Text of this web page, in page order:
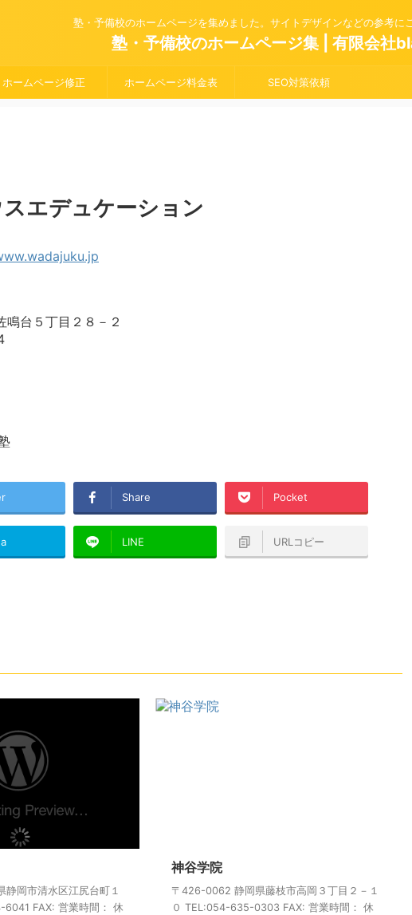
塾・予備校のホームページを集めました。サイトデザインなどの参考に
塾・予備校のホームページ集 | 有限会社
ホームページ修正 ホームページ料金表 SEO対策依頼
エデュケーション
鳴台５丁目２８－２
Share Pocket
LINE URLコピー
岡市清水区江尻台町１
FAX: 営業時間： 休
神谷学院
〒426-0062 静岡県藤枝市高岡３丁目２－１
０ TEL:054-635-0303 FAX: 営業時間： 休